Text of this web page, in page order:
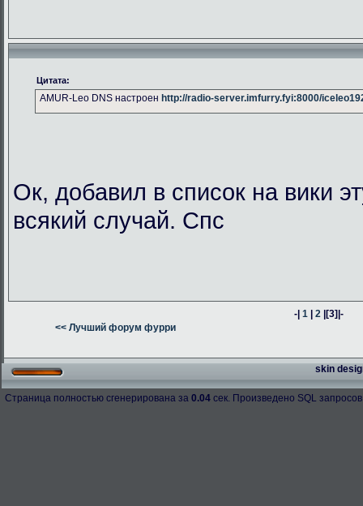
Цитата:
AMUR-Leo DNS настроен http://radio-server.imfurry.fyi:8000/
Ок, добавил в список на вики
всякий случай. Спс
-|1 |2 |[3]|-
<< Лучший форум фурри
skin
Страница полностью сгенерирована за 0.04 сек. Произведено SQL